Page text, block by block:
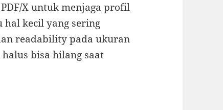
X untuk menjaga profil
hal kecil yang sering
readability pada ukuran
bisa hilang saat